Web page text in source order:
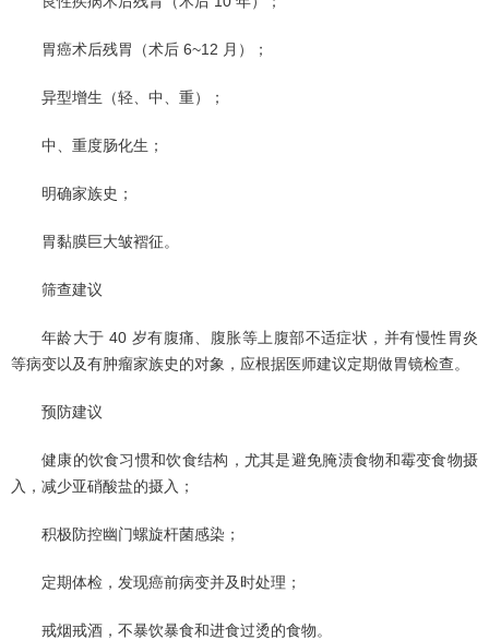
胃癌术后残胃（术后 6~12 月）；
异型增生（轻、中、重）；
中、重度肠化生；
明确家族史；
胃黏膜巨大皱褶征。
筛查建议
年龄大于 40 岁有腹痛、腹胀等上腹部不适症状，并有慢性胃炎
等病变以及有肿瘤家族史的对象，应根据医师建议定期做胃镜检查。
预防建议
健康的饮食习惯和饮食结构，尤其是避免腌渍食物和霉变食物摄
入，减少亚硝酸盐的摄入；
积极防控幽门螺旋杆菌感染；
定期体检，发现癌前病变并及时处理；
戒烟戒酒，不暴饮暴食和进食过烫的食物。